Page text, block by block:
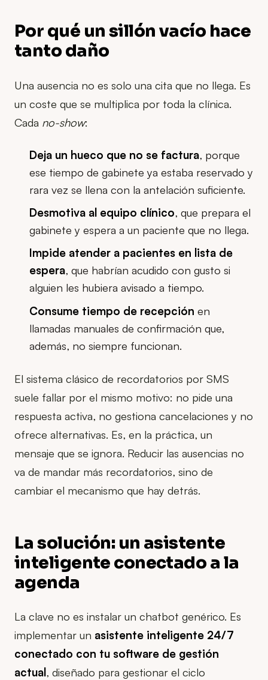
Por qué un sillón vacío hace
tanto daño
Una ausencia no es solo una cita que no llega. Es
un coste que se multiplica por toda la clínica.
Cada no-show:
Deja un hueco que no se factura, porque
ese tiempo de gabinete ya estaba reservado y
rara vez se llena con la antelación suficiente.
Desmotiva al equipo clínico, que prepara el
gabinete y espera a un paciente que no llega.
Impide atender a pacientes en lista de
espera, que habrían acudido con gusto si
alguien les hubiera avisado a tiempo.
Consume tiempo de recepción en
llamadas manuales de confirmación que,
además, no siempre funcionan.
El sistema clásico de recordatorios por SMS
suele fallar por el mismo motivo: no pide una
respuesta activa, no gestiona cancelaciones y no
ofrece alternativas. Es, en la práctica, un
mensaje que se ignora. Reducir las ausencias no
va de mandar más recordatorios, sino de
cambiar el mecanismo que hay detrás.
La solución: un asistente
inteligente conectado a la
agenda
La clave no es instalar un chatbot genérico. Es
implementar un asistente inteligente 24/7
conectado con tu software de gestión
actual, diseñado para gestionar el ciclo